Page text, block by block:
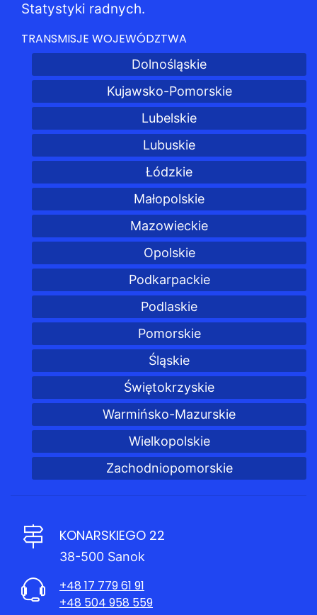
Statystyki radnych.
TRANSMISJE WOJEWÓDZTWA
Dolnośląskie
Kujawsko-Pomorskie
Lubelskie
Lubuskie
Łódzkie
Małopolskie
Mazowieckie
Opolskie
Podkarpackie
Podlaskie
Pomorskie
Śląskie
Świętokrzyskie
Warmińsko-Mazurskie
Wielkopolskie
Zachodniopomorskie
KONARSKIEGO 22
38-500 Sanok
+48 17 779 61 91
+48 504 958 559